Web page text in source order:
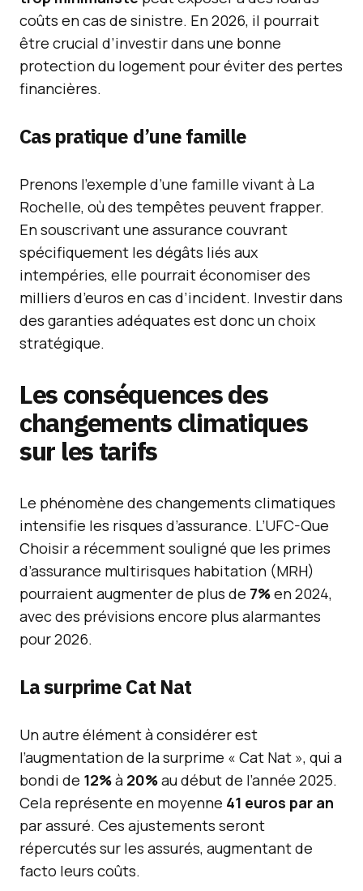
coûts en cas de sinistre. En 2026, il pourrait
être crucial d’investir dans une bonne
protection du logement pour éviter des pertes
financières.
Cas pratique d’une famille
Prenons l’exemple d’une famille vivant à La
Rochelle, où des tempêtes peuvent frapper.
En souscrivant une assurance couvrant
spécifiquement les dégâts liés aux
intempéries, elle pourrait économiser des
milliers d’euros en cas d’incident. Investir dans
des garanties adéquates est donc un choix
stratégique.
Les conséquences des
changements climatiques
sur les tarifs
Le phénomène des changements climatiques
intensifie les risques d’assurance. L’UFC-Que
Choisir a récemment souligné que les primes
d’assurance multirisques habitation (MRH)
pourraient augmenter de plus de 7%en 2024,
avec des prévisions encore plus alarmantes
pour 2026.
La surprime Cat Nat
Un autre élément à considérer est
l’augmentation de la surprime « Cat Nat », qui a
bondi de 12%à 20%au début de l’année 2025.
Cela représente en moyenne 41 euros par an
par assuré. Ces ajustements seront
répercutés sur les assurés, augmentant de
facto leurs coûts.